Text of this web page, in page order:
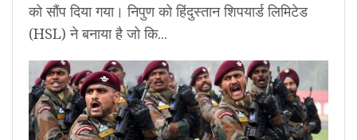
को सौंप दिया गया। निपुण को हिंदुस्तान शिपयार्ड लिमिटेड
(HSL) ने बनाया है जो कि...